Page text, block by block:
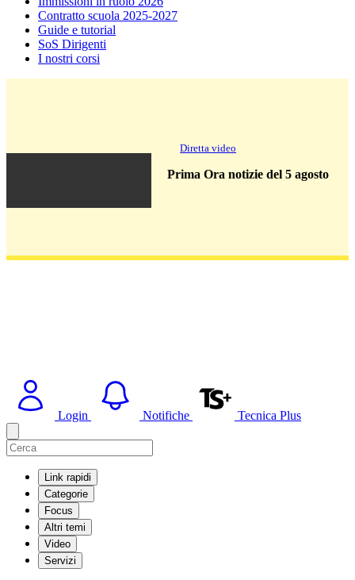
Contratto scuola 2025-2027
Guide e tutorial
SoS Dirigenti
I nostri corsi
Diretta video
Prima Ora notizie del 5 agosto
Login Notifiche Tecnica Plus
Link rapidi
Categorie
Focus
Altri temi
Video
Servizi